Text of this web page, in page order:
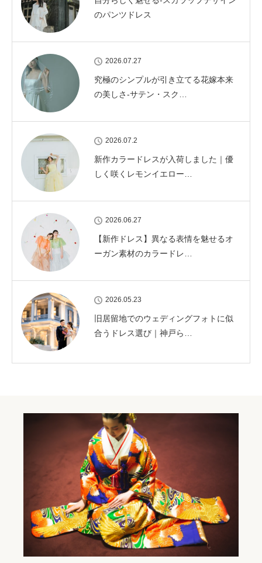
のパンツドレス
2026.07.27
究極のシンプルが引き立てる花嫁本来
の美しさ-サテン・スク…
2026.07.2
新作カラードレスが入荷しました｜優
しく咲くレモンイエロー…
2026.06.27
【新作ドレス】異なる表情を魅せるオ
ーガン素材のカラードレ…
2026.05.23
旧居留地でのウェディングフォトに似
合うドレス選び｜神戸ら…